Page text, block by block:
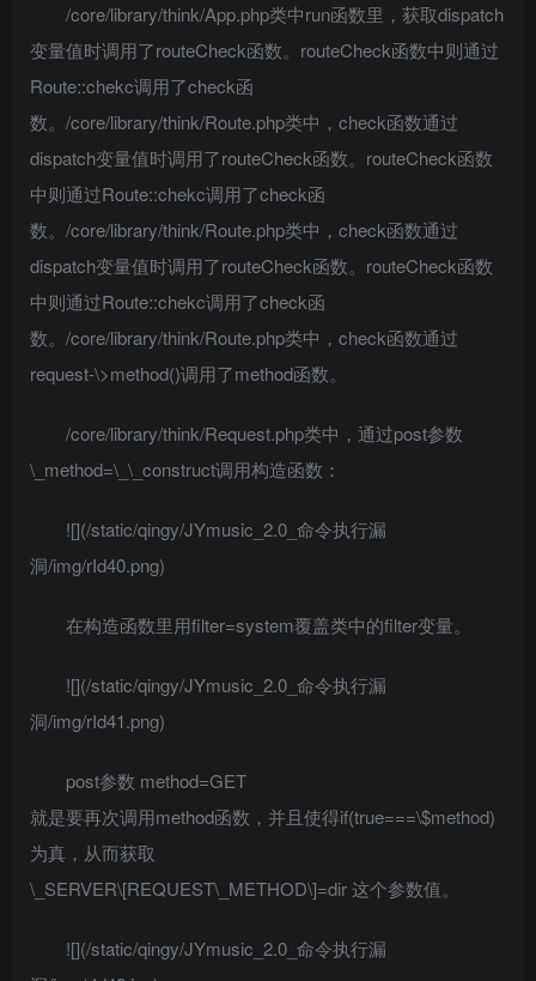
/core/library/think/App.php类中run函数里，获取dispatch
变量值时调用了routeCheck函数。routeCheck函数中则通过
Route::chekc调用了check函
数。/core/library/think/Route.php类中，check函数通过
dispatch变量值时调用了routeCheck函数。routeCheck函数
中则通过Route::chekc调用了check函
数。/core/library/think/Route.php类中，check函数通过
dispatch变量值时调用了routeCheck函数。routeCheck函数
中则通过Route::chekc调用了check函
数。/core/library/think/Route.php类中，check函数通过
request-\>method()调用了method函数。
/core/library/think/Request.php类中，通过post参数
\_method=\_\_construct调用构造函数：
![](/static/qingy/JYmusic_2.0_命令执行漏
洞/img/rId40.png)
在构造函数里用filter=system覆盖类中的filter变量。
![](/static/qingy/JYmusic_2.0_命令执行漏
洞/img/rId41.png)
post参数 method=GET
就是要再次调用method函数，并且使得if(true===\$method)
为真，从而获取
\_SERVER\[REQUEST\_METHOD\]=dir 这个参数值。
![](/static/qingy/JYmusic_2.0_命令执行漏